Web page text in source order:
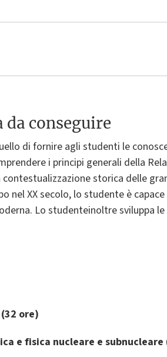
da conseguire
di fornire agli studenti le
i principi generali della
storica delle
nel XX secolo, lo studente è
Lo studenteinoltre sviluppa
ore)
e fisica nucleare e subnucleare